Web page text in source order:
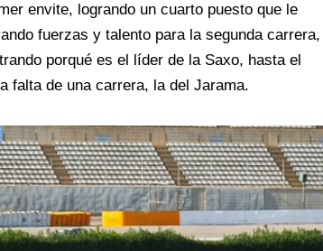
envite, logrando un cuarto puesto que le
fuerzas y talento para la segunda carrera,
porqué es el líder de la Saxo, hasta el
falta de una carrera, la del Jarama.